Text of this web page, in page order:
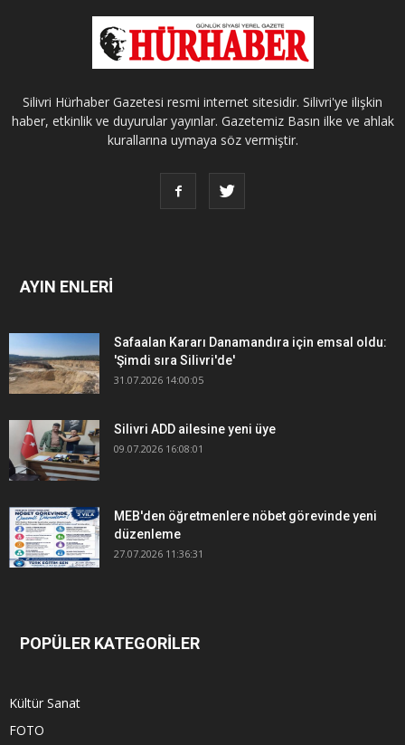
Silivri Hürhaber Gazetesi resmi internet sitesidir. Silivri'ye ilişkin
haber, etkinlik ve duyurular yayınlar. Gazetemiz Basın ilke ve ahlak
kurallarına uymaya söz vermiştir.
AYIN ENLERİ
Safaalan Kararı Danamandıra için emsal oldu:
'Şimdi sıra Silivri'de'
31.07.2026 14:00:05
Silivri ADD ailesine yeni üye
09.07.2026 16:08:01
MEB'den öğretmenlere nöbet görevinde yeni
düzenleme
27.07.2026 11:36:31
POPÜLER KATEGORİLER
Kültür Sanat
FOTO